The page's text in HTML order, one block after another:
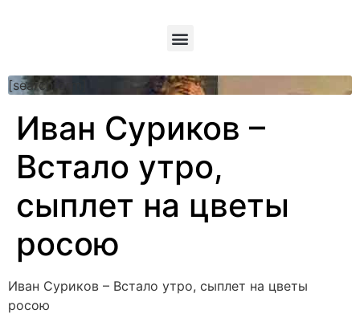
[searchform]
Иван Суриков –
Встало утро,
сыплет на цветы
росою
Иван Суриков – Встало утро, сыплет на цветы
росою